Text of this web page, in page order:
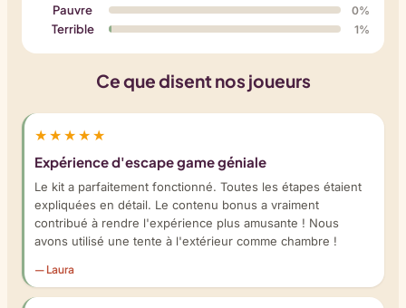
Pauvre 0%
Terrible 1%
Ce que disent nos joueurs
★★★★★
Expérience d'escape game géniale
Le kit a parfaitement fonctionné. Toutes les étapes étaient
expliquées en détail. Le contenu bonus a vraiment
contribué à rendre l'expérience plus amusante ! Nous
avons utilisé une tente à l'extérieur comme chambre !
— Laura